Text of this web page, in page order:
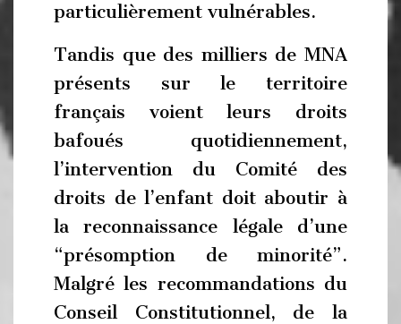
particulièrement vulnérables.
Tandis que des milliers de MNA
présents sur le territoire
français voient leurs droits
bafoués quotidiennement,
l’intervention du Comité des
droits de l’enfant doit aboutir à
la reconnaissance légale d’une
“présomption de minorité”.
Malgré les recommandations du
Conseil Constitutionnel, de la